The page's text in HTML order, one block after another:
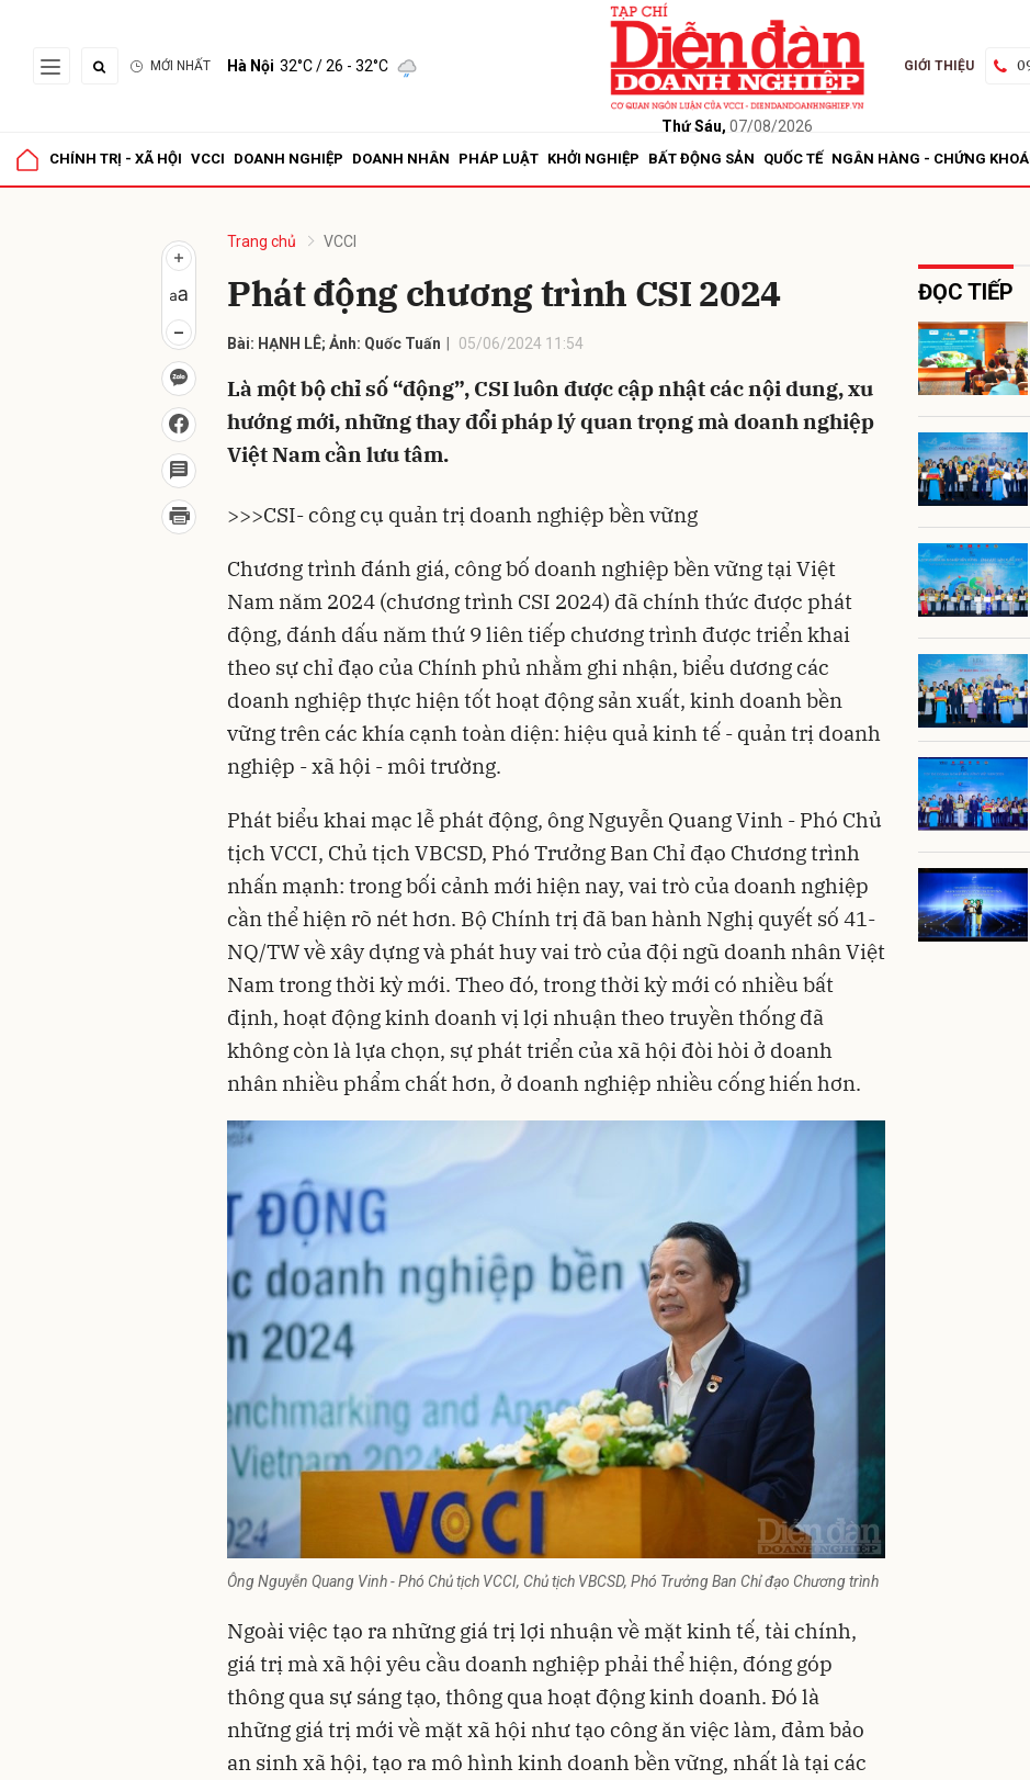
MỚI NHẤT Hà Nội 32°C/ 26 - 32°C
Thứ Sáu, 07/08/2026
GIỚI THIỆU
CHÍNH TRỊ - XÃ HỘI VCCI DOANH NGHIỆP DOANH NHÂN PHÁP LUẬT KHỞI NGHIỆP BẤT ĐỘNG SẢN QUỐC TẾ NGÂN HÀNG - CHỨNG
Trang chủ VCCI
Phát động chương trình CSI 2024
Bài: HẠNH LÊ; Ảnh: Quốc Tuấn 05/06/2024 11:54
Là một bộ chỉ số “động”, CSI luôn được cập nhật các nội dung, xu
hướng mới, những thay đổi pháp lý quan trọng mà doanh nghiệp
Việt Nam cần lưu tâm.
>>>CSI- công cụ quản trị doanh nghiệp bền vững
Chương trình đánh giá, công bố doanh nghiệp bền vững tại Việt
Nam năm 2024 (chương trình CSI 2024) đã chính thức được phát
động, đánh dấu năm thứ 9 liên tiếp chương trình được triển khai
theo sự chỉ đạo của Chính phủ nhằm ghi nhận, biểu dương các
doanh nghiệp thực hiện tốt hoạt động sản xuất, kinh doanh bền
vững trên các khía cạnh toàn diện: hiệu quả kinh tế - quản trị doanh
nghiệp - xã hội - môi trường.
Phát biểu khai mạc lễ phát động, ông Nguyễn Quang Vinh - Phó Chủ
tịch VCCI, Chủ tịch VBCSD, Phó Trưởng Ban Chỉ đạo Chương trình
nhấn mạnh: trong bối cảnh mới hiện nay, vai trò của doanh nghiệp
cần thể hiện rõ nét hơn. Bộ Chính trị đã ban hành Nghị quyết số 41-
NQ/TWvề xây dựng và phát huy vai trò của đội ngũ doanh nhân Việt
Nam trong thời kỳ mới. Theo đó, trong thời kỳ mới có nhiều bất
định, hoạt động kinh doanh vị lợi nhuận theo truyền thống đã
không còn là lựa chọn, sự phát triển của xã hội đòi hòi ở doanh
nhân nhiều phẩm chất hơn, ở doanh nghiệp nhiều cống hiến hơn.
Ông Nguyễn Quang Vinh - Phó Chủ tịch VCCI, Chủ tịch VBCSD, Phó Trưởng Ban Chỉ đạo Chương trình
Ngoài việc tạo ra những giá trị lợi nhuận về mặt kinh tế, tài chính,
giá trị mà xã hội yêu cầu doanh nghiệp phải thể hiện, đóng góp
thông qua sự sáng tạo, thông qua hoạt động kinh doanh. Đó là
những giá trị mới về mặt xã hội như tạo công ăn việc làm, đảm bảo
an sinh xã hội, tạo ra mô hình kinh doanh bền vững, nhất là tại các
ĐỌC TIẾP
Gửi